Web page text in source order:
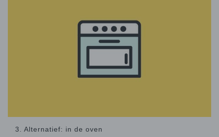
3. Alternatief: in de oven